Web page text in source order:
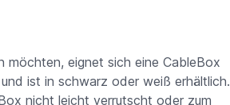
möchten, eignet sich eine CableBox
ist in schwarz oder weiß erhältlich.
nicht leicht verrutscht oder zum